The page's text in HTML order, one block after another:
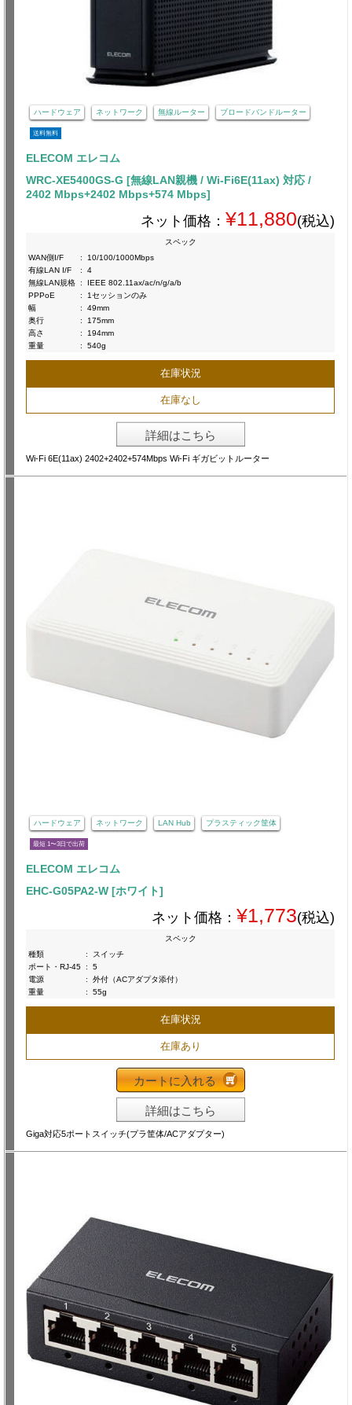
ハードウェア ネットワーク 無線ルーター ブロードバンドルーター
送料無料
ELECOM エレコム
WRC-XE5400GS-G [無線LAN親機 / Wi-Fi6E(11ax) 対応 /
2402 Mbps+2402 Mbps+574 Mbps]
ネット価格： ¥11,880(税込)
スペック
WAN側I/F
:
10/100/1000Mbps
有線LAN I/F
:
4
無線LAN規格 :
IEEE 802.11ax/ac/n/g/a/b
PPPoE
:
1セッションのみ
幅
:
49mm
奥行
:
175mm
高さ
:
194mm
重量
: 540g
在庫状況
在庫なし
詳細はこちら
Wi-Fi 6E(11ax) 2402+2402+574Mbps Wi-Fi ギガビットルーター
ハードウェア ネットワーク LAN Hub プラスティック筐体
最短 1〜3日で出荷
ELECOM エレコム
EHC-G05PA2-W [ホワイト]
ネット価格： ¥1,773(税込)
スペック
種類
:
スイッチ
ポート・RJ-45 :
5
電源
:
外付（ACアダプタ添付）
重量
: 55g
在庫状況
在庫あり
カートに入れる
詳細はこちら
Giga対応5ポートスイッチ(プラ筐体/ACアダプター)